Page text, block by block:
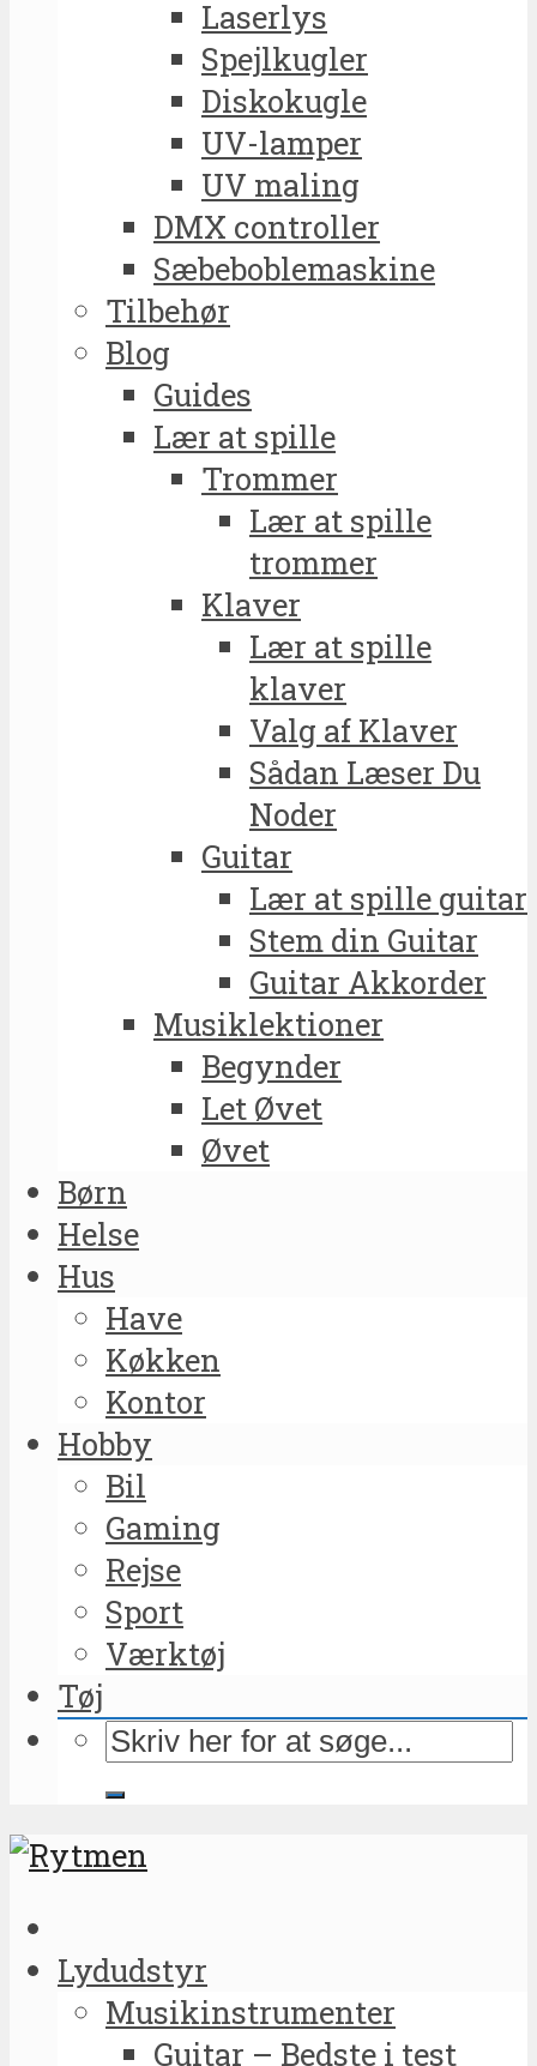
Laserlys
Spejlkugler
Diskokugle
UV-lamper
UV maling
DMX controller
Sæbeboblemaskine
Tilbehør
Blog
Guides
Lær at spille
Trommer
Lær at spille
trommer
Klaver
Lær at spille
klaver
Valg af Klaver
Sådan Læser Du
Noder
Guitar
Lær at spille guitar
Stem din Guitar
Guitar Akkorder
Musiklektioner
Begynder
Let Øvet
Øvet
Børn
Helse
Hus
Have
Køkken
Kontor
Hobby
Bil
Gaming
Rejse
Sport
Værktøj
Tøj
Lydudstyr
Musikinstrumenter
Guitar – Bedste i test